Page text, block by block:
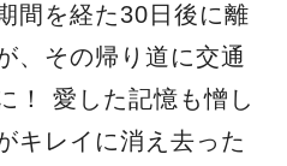
間を経た30日後に離
、その帰り道に交通
！ 愛した記憶も憎し
キレイに消え去った